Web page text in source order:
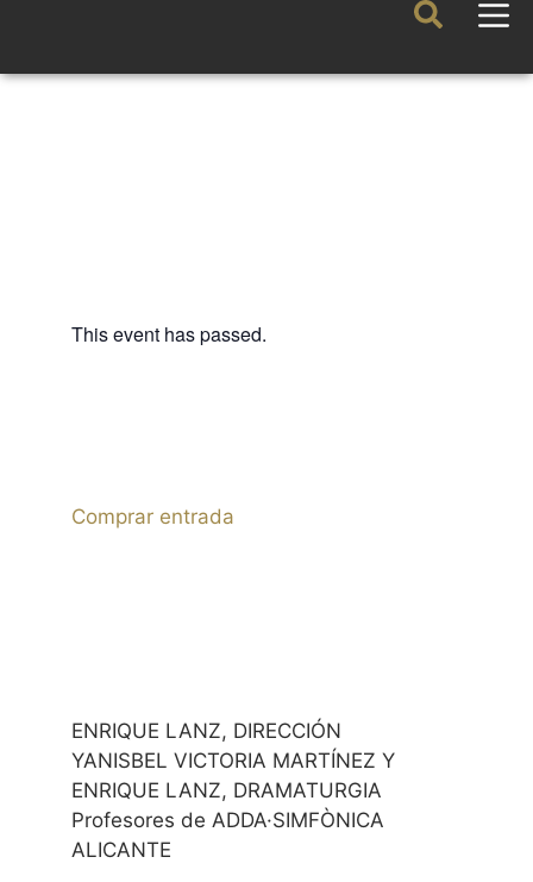
This event has passed.
Comprar entrada
ENRIQUE LANZ, DIRECCIÓN
YANISBEL VICTORIA MARTÍNEZ Y
ENRIQUE LANZ, DRAMATURGIA
Profesores de ADDA·SIMFÒNICA
ALICANTE